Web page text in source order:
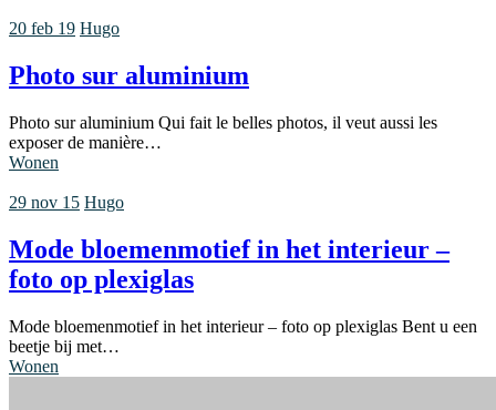
20 feb 19 Hugo
Photo sur aluminium
Photo sur aluminium Qui fait le belles photos, il veut aussi les
exposer de manière…
Wonen
29 nov 15 Hugo
Mode bloemenmotief in het interieur –
foto op plexiglas
Mode bloemenmotief in het interieur – foto op plexiglas Bent u een
beetje bij met…
Wonen